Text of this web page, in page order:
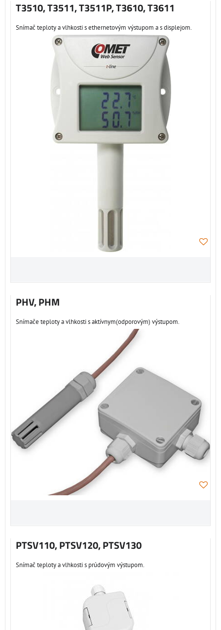
T3510, T3511, T3511P, T3610, T3611
Snímač teploty a vlhkosti s ethernetovým výstupom a s displejom.
PHV, PHM
Snímače teploty a vlhkosti s aktívnym(odporovým) výstupom.
PTSV110, PTSV120, PTSV130
Snímač teploty a vlhkosti s prúdovým výstupom.